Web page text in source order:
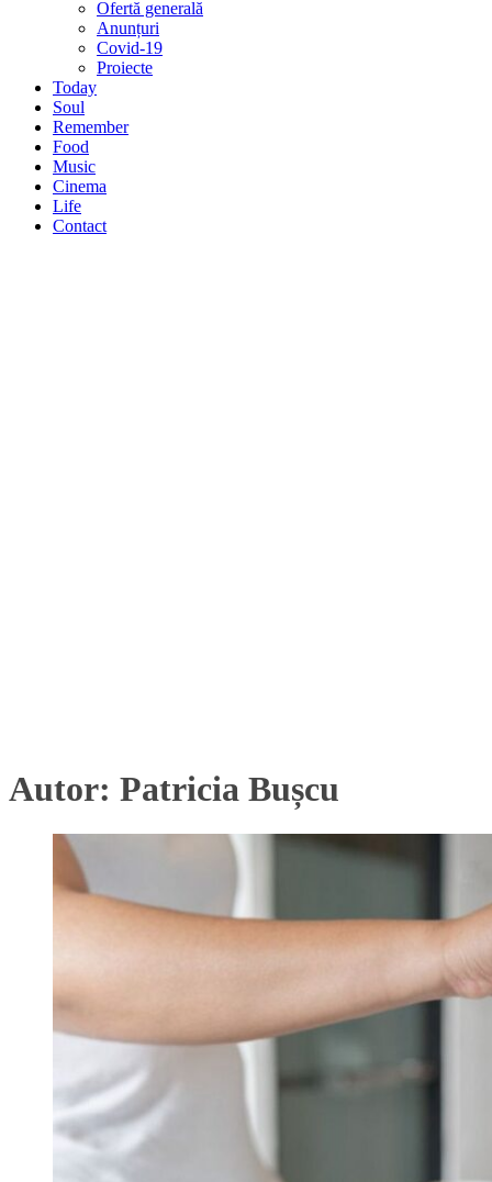
Ofertă generală
Anunțuri
Covid-19
Proiecte
Today
Soul
Remember
Food
Music
Cinema
Life
Contact
Autor: Patricia Bușcu